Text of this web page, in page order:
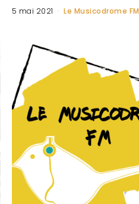
5 mai 2021 Le Musicodrome FM